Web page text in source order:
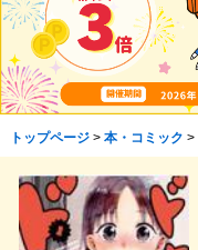
トップページ> 本・コミック >